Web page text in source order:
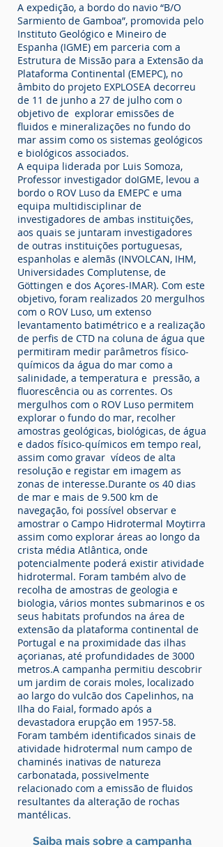
A expedição, a bordo do navio “B/O
Sarmiento de Gamboa”, promovida pelo
Instituto Geológico e Mineiro de
Espanha (IGME) em parceria com a
Estrutura de Missão para a Extensão da
Plataforma Continental (EMEPC), no
âmbito do projeto EXPLOSEA decorreu
de 11 de junho a 27 de julho com o
objetivo de explorar emissões de
fluidos e mineralizações no fundo do
mar assim como os sistemas geológicos
e biológicos associados.
A equipa liderada por Luis Somoza,
Professor investigador doIGME, levou a
bordo o ROV Luso da EMEPC e uma
equipa multidisciplinar de
investigadores de ambas instituições,
aos quais se juntaram investigadores
de outras instituições portuguesas,
espanholas e alemãs (INVOLCAN, IHM,
Universidades Complutense, de
Göttingen e dos Açores-IMAR). Com este
objetivo, foram realizados 20 mergulhos
com o ROV Luso, um extenso
levantamento batimétrico e a realização
de perfis de CTD na coluna de água que
permitiram medir parâmetros físico-
químicos da água do mar como a
salinidade, a temperatura e pressão, a
fluorescência ou as correntes. Os
mergulhos com o ROV Luso permitem
explorar o fundo do mar, recolher
amostras geológicas, biológicas, de água
e dados físico-químicos em tempo real,
assim como gravar vídeos de alta
resolução e registar em imagem as
zonas de interesse.Durante os 40 dias
de mar e mais de 9.500 km de
navegação, foi possível observar e
amostrar o Campo Hidrotermal Moytirra
assim como explorar áreas ao longo da
crista média Atlântica, onde
potencialmente poderá existir atividade
hidrotermal. Foram também alvo de
recolha de amostras de geologia e
biologia, vários montes submarinos e os
seus habitats profundos na área de
extensão da plataforma continental de
Portugal e na proximidade das ilhas
açorianas, até profundidades de 3000
metros.A campanha permitiu descobrir
um jardim de corais moles, localizado
ao largo do vulcão dos Capelinhos, na
Ilha do Faial, formado após a
devastadora erupção em 1957-58.
Foram também identificados sinais de
atividade hidrotermal num campo de
chaminés inativas de natureza
carbonatada, possivelmente
relacionado com a emissão de fluidos
resultantes da alteração de rochas
mantélicas.
Saiba mais sobre a campanha